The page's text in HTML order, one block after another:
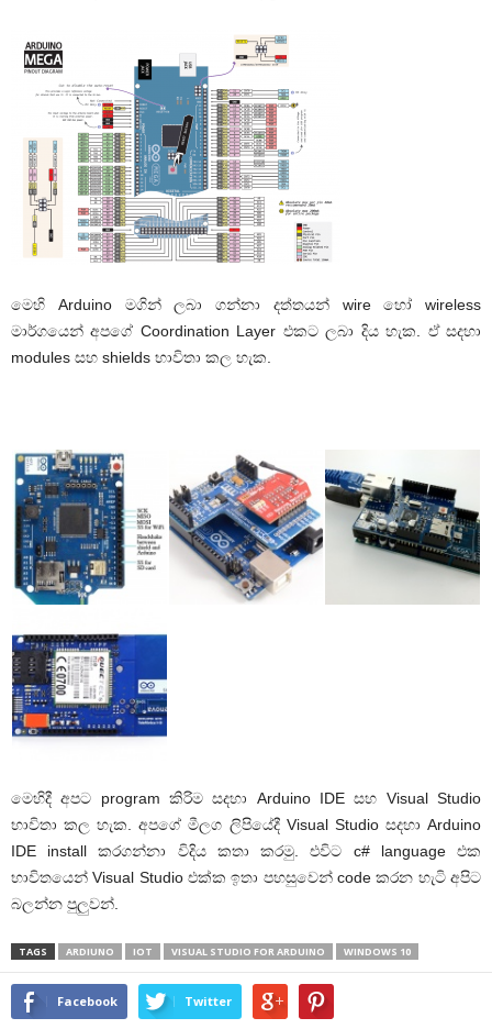
මෙහි Arduino මගින් ලබා ගන්නා දත්තයන් wire හෝ wireless
මාර්ගයෙන් අපගේ Coordination Layer එකට ලබා දිය හැක. ඒ සදහා
modules සහ shields භාවිතා කල හැක.
මෙහිදී අපට program කිරිම සදහා Arduino IDE සහ Visual Studio
භාවිතා කල හැක. අපගේ මීලග ලිපියේදී Visual Studio සදහා Arduino
IDE install කරගන්නා විදිය කතා කරමු. එවිට c# language එක
භාවිතයෙන් Visual Studio එක්ක ඉතා පහසුවෙන් code කරන හැටි අපිට
බලන්න පුලුවන්.
TAGS ARDIUNO IOT VISUAL STUDIO FOR ARDUINO WINDOWS 10
Facebook Twitter